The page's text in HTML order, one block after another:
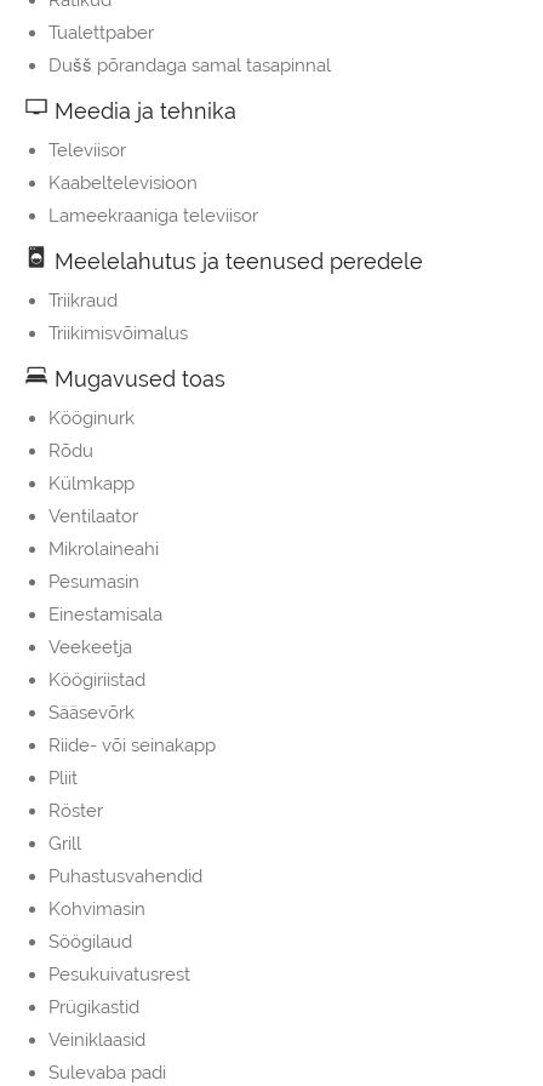
Tualettpaber
Dušš põrandaga samal tasapinnal
Meedia ja tehnika
Televiisor
Kaabeltelevisioon
Lameekraaniga televiisor
Meelelahutus ja teenused peredele
Triikraud
Triikimisvõimalus
Mugavused toas
Kööginurk
Rõdu
Külmkapp
Ventilaator
Mikrolaineahi
Pesumasin
Einestamisala
Veekeetja
Köögiriistad
Sääsevõrk
Riide- või seinakapp
Pliit
Röster
Grill
Puhastusvahendid
Kohvimasin
Söögilaud
Pesukuivatusrest
Prügikastid
Veiniklaasid
Sulevaba padi